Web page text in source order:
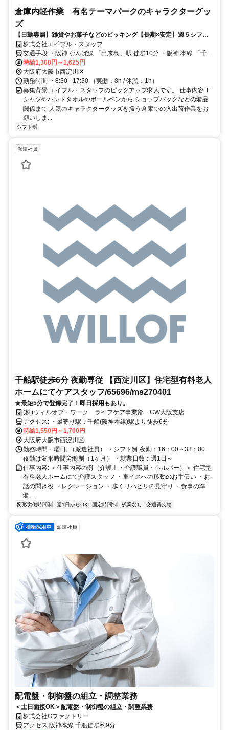
倉庫内軽作業 有名テーマパークのキャラクターグッ
ズ
【日勤専属】雑貨やお菓子などのピッキング【長期×安定】週５シフト
で安定収入21万円以上
株式会社エイブル・スタッフ
交通手段 ・阪神 なんば線 「出来島」駅 徒歩10分 ・阪神 本線 「千
船」駅 徒歩14分 ・大阪シティバス「佃６丁目」停留所 徒歩4分 ◎交
通費全額支給！ ◎自転車・バイク通勤OK！ ※車通勤相談OK! 【最寄
り駅】 ・阪神なんば線「出来島駅」
時給1,300円～1,625円
大阪府大阪市西淀川区
勤務時間 ・8:30 - 17:30 （実働：8h / 休憩：1h）
募集背景 エイブル・スタッフのピックアップ求人です。 仕事内容 T
シャツやハンドタオルやボールペンから ショップバックなどの備品
関係まで 人気のキャラクターグッズを扱う倉庫での入出荷作業をお
願いしま...
シフト制
派遣社員
千船駅徒歩6分 夜勤専従 【西淀川区】住宅型有料老人
ホームにてケアスタッフ/65696/ms270401
★最短5分で登録完了！即日採用もあり。
(株)ウィルオブ・ワーク ライフケア事業部 CW大阪支店
アクセス: ・最寄り駅：千船(阪神本線)駅より徒歩6分
時給1,550円～1,700円
大阪府大阪市西淀川区
勤務時間・曜日: （派遣社員） ・シフト例 夜勤：16：00～33：00
夜勤は変形時間労働制（1ヶ月） ・就業日数：週1日～
仕事内容: ＜仕事内容の例（介護士・介護職員・ヘルパー）＞ 住宅型
有料老人ホームにて介護スタッフ ・車イスへの移動のお手伝い ・お
話の聞き役 ・レクレーション ・歩くリハビリの見守り ・食事の準
備...
変形労働時間制 週1日からOK 固定時間制 残業なし 交通費支給
派遣社員
配電盤・制御盤の組立・調整業務
＜土日面接OK＞配電盤・制御盤の組立・調整業務
株式会社Gファクトリー
アクセス 阪神本線 千船徒歩約9分